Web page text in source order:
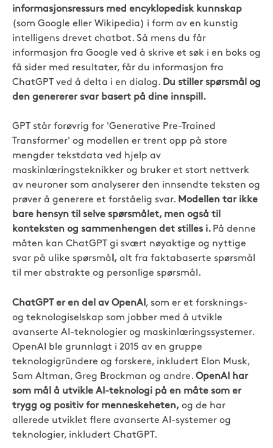
informasjonsressurs med encyklopedisk kunnskap
(som Google eller Wikipedia) i form av en kunstig
intelligens drevet chatbot. Så mens du får
informasjon fra Google ved å skrive et søk i en boks og
få sider med resultater, får du informasjon fra
ChatGPT ved å delta i en dialog. Du stiller spørsmål og
den genererer svar basert på dine innspill.
GPT står forøvrig for 'Generative Pre-Trained
Transformer' og modellen er trent opp på store
mengder tekstdata ved hjelp av
maskinlæringsteknikker og bruker et stort nettverk
av neuroner som analyserer den innsendte teksten og
prøver å generere et forståelig svar. Modellen tar ikke
bare hensyn til selve spørsmålet, men også til
konteksten og sammenhengen det stilles i. På denne
måten kan ChatGPT gi svært nøyaktige og nyttige
svar på ulike spørsmå l, alt fra faktabaserte spørsmål
til mer abstrakte og personlige spørsmål.
ChatGPT er en del av OpenAI , som er et forsknings-
og teknologiselskap som jobber med å utvikle
avanserte AI-teknologier og maskinlæringssystemer.
OpenAI ble grunnlagt i 2015 av en gruppe
teknologigründere og forskere, inkludert Elon Musk,
Sam Altman, Greg Brockman og andre. OpenAI har
som mål å utvikle AI-teknologi på en måte som er
trygg og positiv for menneskeheten, og de har
allerede utviklet flere avanserte AI-systemer og
teknologier, inkludert ChatGPT.